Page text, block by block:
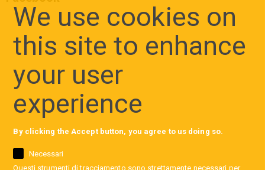
We use cookies on
this site to enhance
your user
experience
By clicking the Accept button, you agree to us doing so.
Necessari
Questi strumenti di tracciamento sono strettamente necessari per